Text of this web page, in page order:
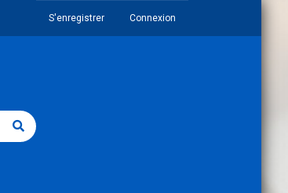
S'enregistrer Connexion